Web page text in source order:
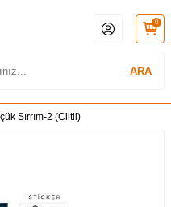
ARA
0
Sırrım-2 (Ciltli)